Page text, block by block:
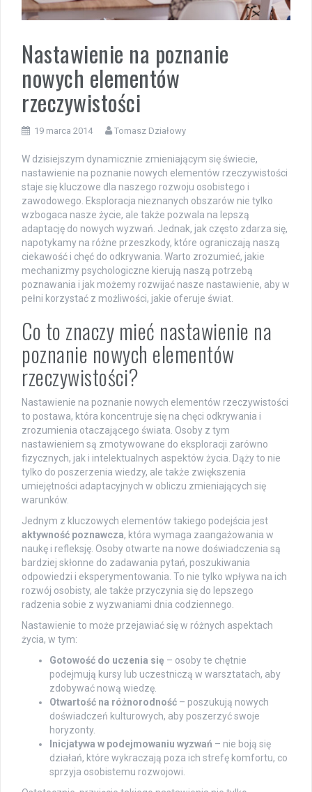
Nastawienie na poznanie
nowych elementów
rzeczywistości
19 marca 2014 Tomasz Działowy
W dzisiejszym dynamicznie zmieniającym się świecie,
nastawienie na poznanie nowych elementów rzeczywistości
staje się kluczowe dla naszego rozwoju osobistego i
zawodowego. Eksploracja nieznanych obszarów nie tylko
wzbogaca nasze życie, ale także pozwala na lepszą
adaptację do nowych wyzwań. Jednak, jak często zdarza się,
napotykamy na różne przeszkody, które ograniczają naszą
ciekawość i chęć do odkrywania. Warto zrozumieć, jakie
mechanizmy psychologiczne kierują naszą potrzebą
poznawania i jak możemy rozwijać nasze nastawienie, aby w
pełni korzystać z możliwości, jakie oferuje świat.
Co to znaczy mieć nastawienie na
poznanie nowych elementów
rzeczywistości?
Nastawienie na poznanie nowych elementów rzeczywistości
to postawa, która koncentruje się na chęci odkrywania i
zrozumienia otaczającego świata. Osoby z tym
nastawieniem są zmotywowane do eksploracji zarówno
fizycznych, jak i intelektualnych aspektów życia. Dąży to nie
tylko do poszerzenia wiedzy, ale także zwiększenia
umiejętności adaptacyjnych w obliczu zmieniających się
warunków.
Jednym z kluczowych elementów takiego podejścia jest
aktywność poznawcza, która wymaga zaangażowania w
naukę i refleksję. Osoby otwarte na nowe doświadczenia są
bardziej skłonne do zadawania pytań, poszukiwania
odpowiedzi i eksperymentowania. To nie tylko wpływa na ich
rozwój osobisty, ale także przyczynia się do lepszego
radzenia sobie z wyzwaniami dnia codziennego.
Nastawienie to może przejawiać się w różnych aspektach
życia, w tym:
Gotowość do uczenia się – osoby te chętnie
podejmują kursy lub uczestniczą w warsztatach, aby
zdobywać nową wiedzę.
Otwartość na różnorodność – poszukują nowych
doświadczeń kulturowych, aby poszerzyć swoje
horyzonty.
Inicjatywa w podejmowaniu wyzwań – nie boją się
działań, które wykraczają poza ich strefę komfortu, co
sprzyja osobistemu rozwojowi.